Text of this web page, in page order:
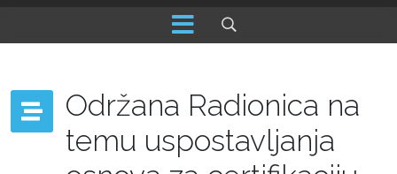
Održana Radionica na
temu uspostavlјanja